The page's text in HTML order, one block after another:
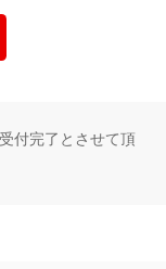
付完了とさせて頂